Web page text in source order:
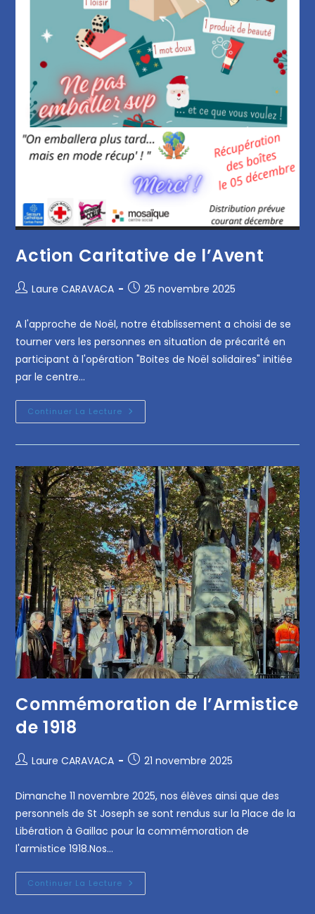
Action Caritative de l’Avent
Laure CARAVACA 25 novembre 2025
A l'approche de Noël, notre établissement a choisi de se
tourner vers les personnes en situation de précarité en
participant à l'opération "Boites de Noël solidaires" initiée
par le centre…
Continuer La Lecture
Commémoration de l’Armistice
de 1918
Laure CARAVACA 21 novembre 2025
Dimanche 11 novembre 2025, nos élèves ainsi que des
personnels de St Joseph se sont rendus sur la Place de la
Libération à Gaillac pour la commémoration de
l'armistice 1918.Nos…
Continuer La Lecture